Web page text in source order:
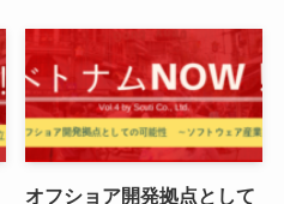
オフショア開発拠点として